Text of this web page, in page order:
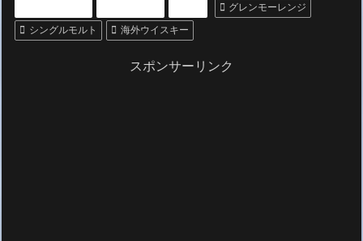
グレンモーレンジ
シングルモルト
海外ウイスキー
スポンサーリンク